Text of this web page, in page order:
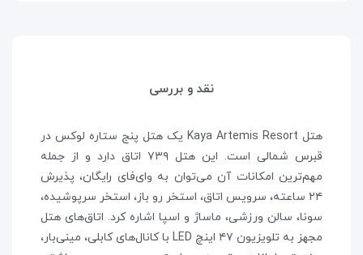
نقد و بررسی
هتل Kaya Artemis Resort یک هتل پنج ستاره لوکس در
قبرس شمالی است. این هتل ۷۳۹ اتاق دارد و از جمله
مهم‌ترین امکانات آن می‌توان به وای‌فای رایگان، پذیرش
۲۴ ساعته، سرویس اتاق، استخر رو باز، استخر سرپوشیده،
سونا، سالن ورزشی، ماساژ و اسپا اشاره کرد. اتاق‌های هتل
مجهز به تلویزیون ۴۷ اینچ LED با کانال‌های کابلی، مینی‌بار،